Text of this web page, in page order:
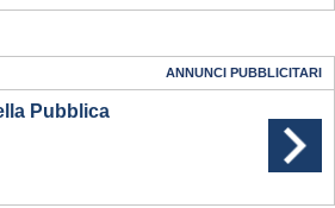
ANNUNCI PUBBLICITARI
Pubblica